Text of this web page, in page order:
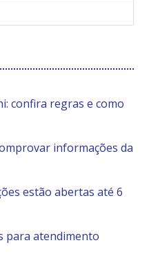
confira regras e como
informações da
estão abertas até 6
para atendimento